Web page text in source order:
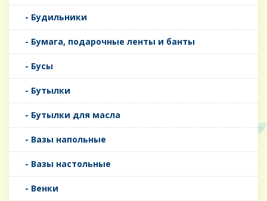
- Будильники
- Бумага, подарочные ленты и банты
- Бусы
- Бутылки
- Бутылки для масла
- Вазы напольные
- Вазы настольные
- Венки